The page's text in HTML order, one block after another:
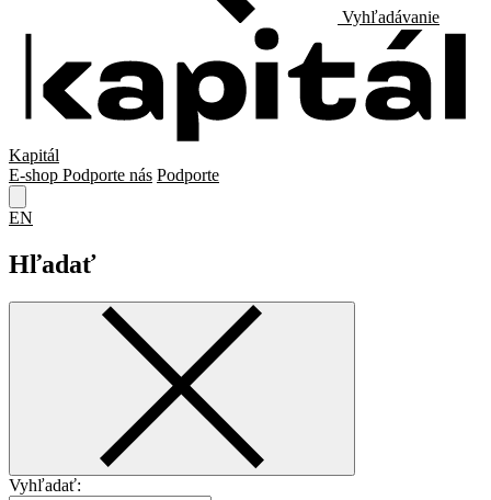
Vyhľadávanie
Kapitál
E-shop Podporte nás Podporte
EN
Hľadať
Vyhľadať: